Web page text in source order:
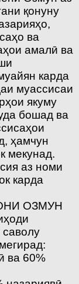
қонуну
ва
амалӣ ва
карда
муассисаи
якуму
бошад ва
ҳамчун
мекунад.
аз номи
карда
ОЗМУН
ва 60%